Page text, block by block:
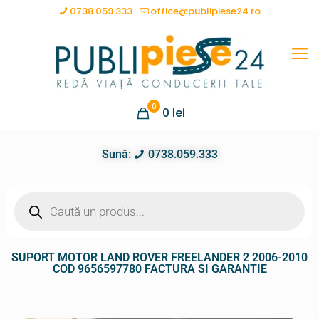
0738.059.333 office@publipiese24.ro
0 0 lei
Sună: 0738.059.333
SUPORT MOTOR LAND ROVER FREELANDER 2 2006-2010
COD 9656597780 FACTURA SI GARANTIE